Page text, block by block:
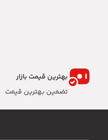
بهترین قیمت بازار
تضمین بهترین قیمت